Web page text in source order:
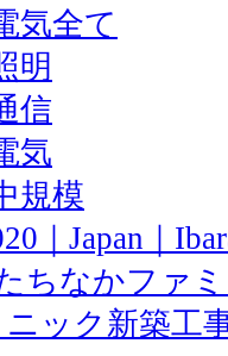
気全て
明
信
気
規模
｜Japan｜